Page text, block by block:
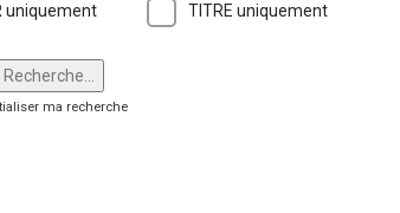
uniquement TITRE uniquement
ma recherche